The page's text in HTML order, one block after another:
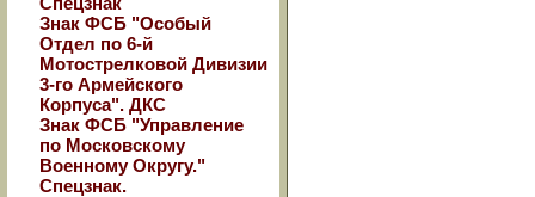
Знак ФСБ "Особый
Отдел по 6-й
Мотострелковой Дивизии
3-го Армейского
Корпуса". ДКС
Знак ФСБ "Управление
по Московскому
Военному Округу."
Спецзнак.